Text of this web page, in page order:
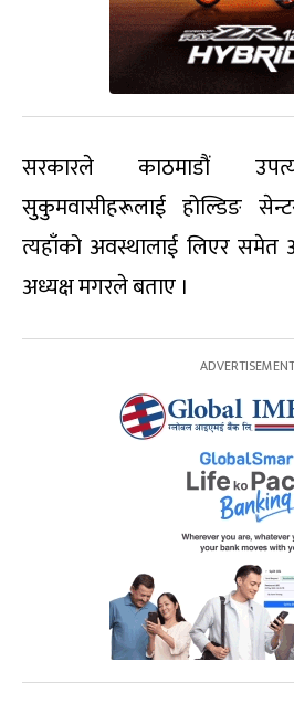
सरकारले काठमाडौं
सुकुमवासीहरूलाई होल्डिङ
त्यहाँको अवस्थालाई लिएर
अध्यक्ष मगरले बताए ।